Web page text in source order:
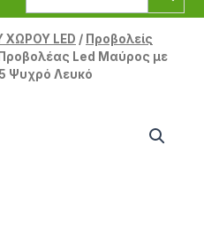
ΧΩΡΟΥ LED / Προβολείς
Led Μαύρος με
Ψυχρό Λευκό